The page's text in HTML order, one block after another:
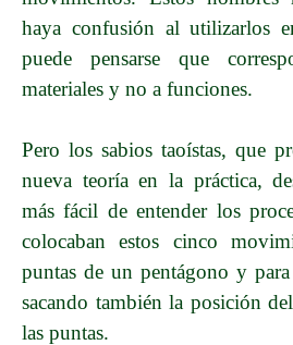
haya confusión al utilizarlos
puede pensarse que
materiales y no a funciones.
Pero los sabios taoístas, que
nueva teoría en la práctica,
más fácil de entender los
colocaban estos cinco
puntas de un pentágono y
sacando también la posición
las puntas.